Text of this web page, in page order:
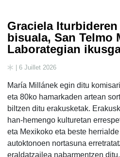
Graciela
bisuala, San Telmo
Laborategian
| 6 Juillet 2026
María Millánek egin ditu
eta 80ko hamarkaden artean
biltzen ditu erakusketak.
han-hemengo kulturetan
eta Mexikoko eta beste
autoktonoen nortasuna
eraldatzailea nabarmentzen ditu.